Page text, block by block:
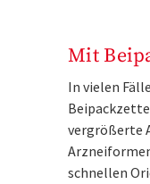
Mit
In vielen
vergrößerte
schnellen